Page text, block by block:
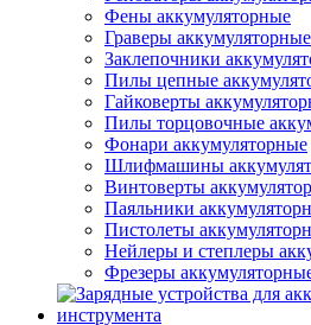
Фены аккумуляторные
Граверы аккумуляторные
Заклепочники
Пилы цепные
Гайковерты
Пилы торцовочные
Фонари аккумуляторные
Шлифмашины
Винтоверты
Паяльники
Пистолеты
Нейлеры и степлеры
Фрезеры